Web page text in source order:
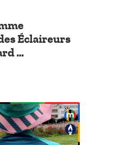
Éclaireurs
...